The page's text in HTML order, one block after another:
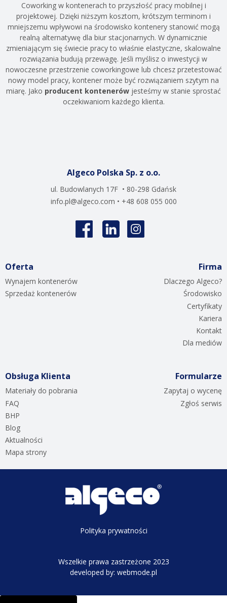
Coworking w kontenerach to przyszłość pracy mobilnej i
projektowej. Dzięki niższym kosztom, krótszym terminom i
mniejszemu wpływowi na środowisko kontenery stanowić mogą
realną alternatywę dla biur stacjonarnych. W dynamicznie
zmieniającym się świecie pracy to właśnie elastyczne, skalowalne
rozwiązania budują przewagę. Jeśli myślisz o inwestycji w
nowoczesne przestrzenie coworkingowe lub chcesz przetestować
nowy model pracy, kontener może być rozwiązaniem szytym na
miarę. Jako producent kontenerów jesteśmy w stanie sprostać
oczekiwaniom każdego klienta.
Algeco Polska Sp. z o.o.
ul. Budowlanych 17F • 80-298 Gdańsk
info.pl@algeco.com • +48 608 055 000
Oferta
Wynajem kontenerów
Sprzedaż kontenerów
Firma
Dlaczego Algeco?
Środowisko
Certyfikaty
Kariera
Kontakt
Dla mediów
Obsługa Klienta
Materiały do pobrania
FAQ
BHP
Blog
Aktualności
Mapa strony
Formularze
Zapytaj o wycenę
Zgłoś serwis
Polityka prywatności
Wszelkie prawa zastrzeżone 2023
developed by: webmode.pl